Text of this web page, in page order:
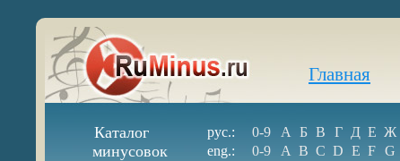
Главная
Каталог
минусовок
рус.: 0-9 А Б В Г Д Е Ж
eng.:
0-9 A B C D E F G